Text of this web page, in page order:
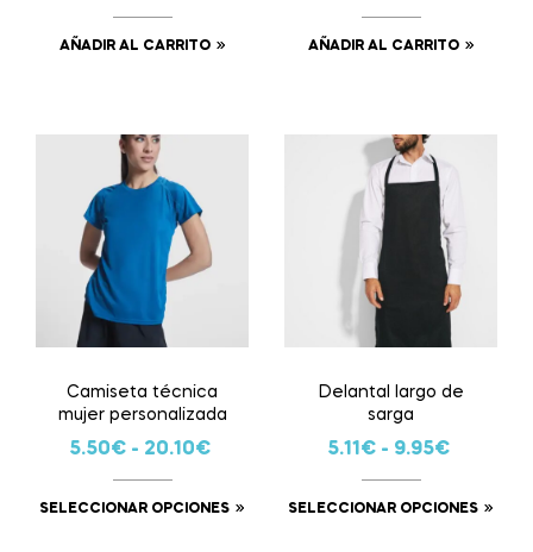
AÑADIR AL CARRITO AÑADIR AL CARRITO
Camiseta técnica
mujer personalizada
5.50€- 20.10€
SELECCIONAR OPCIONES
Delantal largo de
sarga
5.11€- 9.95€
SELECCIONAR OPCIONES